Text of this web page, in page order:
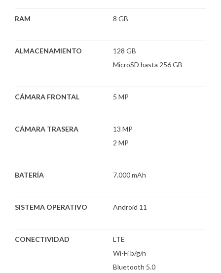
RAM 8 GB
ALMACENAMIENTO
128 GB
MicroSD hasta 256 GB
CÁMARA FRONTAL 5 MP
CÁMARA TRASERA
13 MP
2 MP
BATERÍA 7.000 mAh
SISTEMA OPERATIVO Android 11
CONECTIVIDAD
LTE
Wi-Fi b/g/n
Bluetooth 5.0